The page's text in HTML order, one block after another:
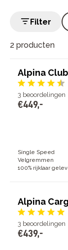
2 producten
Filter
Alpina
3 beoordelingen
€449,-
Single Speed
Velgremmen
100% rijklaar
Alpina
3 beoordelingen
€439,-